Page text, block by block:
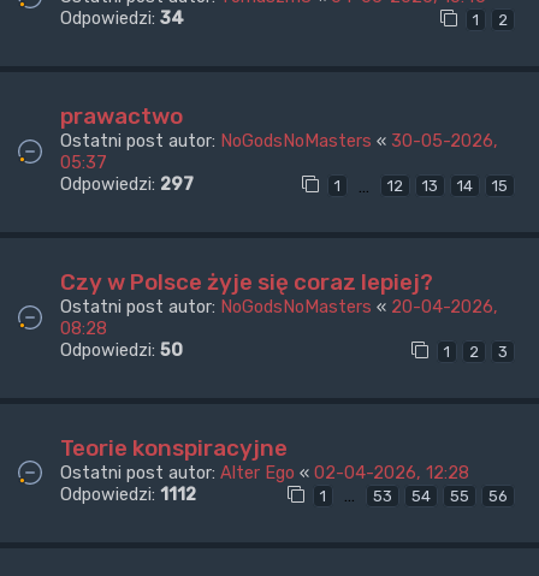
Odpowiedzi: 34 1 2
prawactwo
Ostatni post autor: NoGodsNoMasters « 30-05-2026,
05:37
Odpowiedzi: 297 1 12 13 14 15
Czy w Polsce żyje się coraz lepiej?
Ostatni post autor: NoGodsNoMasters « 20-04-2026,
08:28
Odpowiedzi: 50 1 2 3
Teorie konspiracyjne
Ostatni post autor: Alter Ego « 02-04-2026, 12:28
Odpowiedzi: 1112 1 … 53 54 55 56